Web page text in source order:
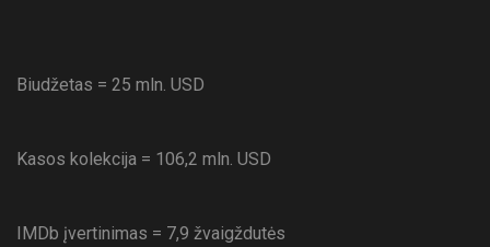
Biudžetas = 25 mln. USD
Kasos kolekcija = 106,2 mln. USD
IMDb įvertinimas = 7,9 žvaigždutės